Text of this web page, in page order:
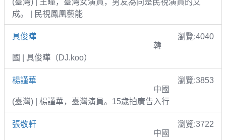
成。 | 民視鳳凰藝能
具俊曄
瀏覽:4040
韓
國 | 具俊曄（DJ.koo）
楊謹華
瀏覽:3853
中國
(臺灣) | 楊謹華，臺灣演員。15歲拍廣告入行
張敬軒
瀏覽:3722
中國